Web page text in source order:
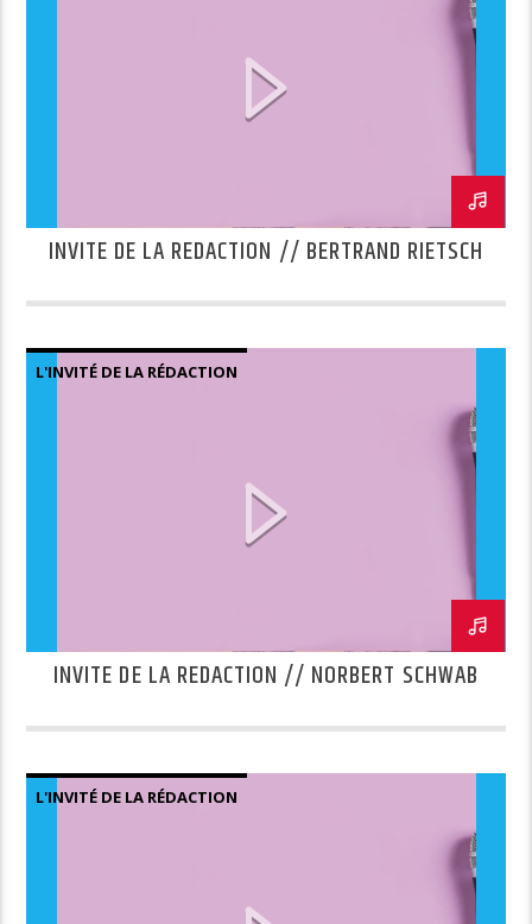
INVITE DE LA REDACTION // BERTRAND RIETSCH
L'INVITÉ DE LA RÉDACTION
INVITE DE LA REDACTION // NORBERT SCHWAB
L'INVITÉ DE LA RÉDACTION